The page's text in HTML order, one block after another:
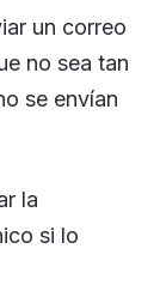
un correo
no sea tan
se envían
la
si lo